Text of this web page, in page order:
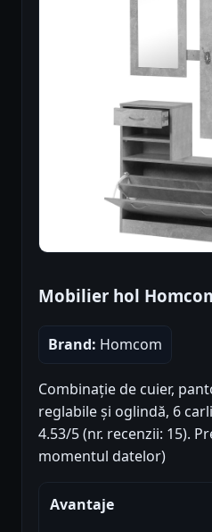
Mobilier hol
Brand: Homcom
Combinație de cuier,
reglabile și oglindă, 6
4.53/5 (nr. recenzii: 15).
momentul datelor)
Avantaje